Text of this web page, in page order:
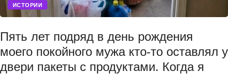
ИСТОРИИ
Пять лет подряд в день рождения
моего покойного мужа кто-то оставлял у
двери пакеты с продуктами. Когда я